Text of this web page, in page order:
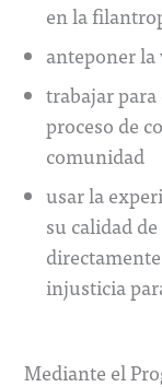
en la
anteponer la
trabajar
proceso de
comunidad
usar la
su calidad
injusticia
Mediante el